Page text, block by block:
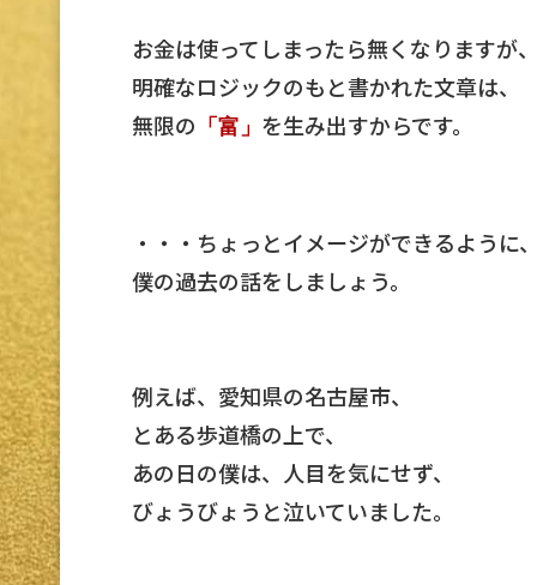
お金は使ってしまったら無くなりますが
明確なロジックのもと書かれた文章は、
無限の 「富」 を生み出すからです。
・・・ちょっとイメージができるように
僕の過去の話をしましょう。
例えば、愛知県の名古屋市、
とある歩道橋の上で、
あの日の僕は、人目を気にせず、
びょうびょうと泣いていました。